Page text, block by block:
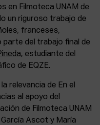
en Filmoteca UNAM de
un riguroso trabajo de
franceses,
parte del trabajo final de
, estudiante del
de EQZE.
relevancia de En el
al apoyo del
de Filmoteca UNAM
Ascot y María